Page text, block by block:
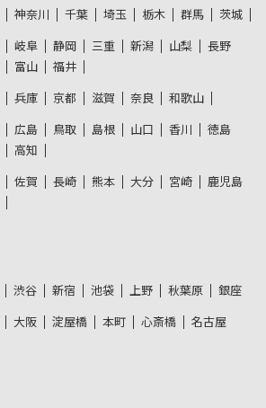
神奈川 千葉 埼玉 栃木 群馬 茨城
岐阜 静岡 三重 新潟 山梨
長野
富山 福井
兵庫 京都 滋賀 奈良 和歌山
広島 鳥取 島根 山口 香川
徳島
高知
佐賀 長崎 熊本 大分 宮崎
鹿児島
渋谷 新宿 池袋 上野 秋葉原 銀座
大阪 淀屋橋 本町 心斎橋 名古屋